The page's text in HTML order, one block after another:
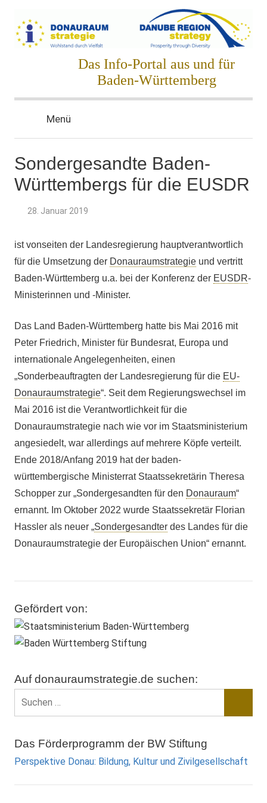
Inhalt
springen
Donauraumstrategie
Das Info-Portal aus und für
Baden-Württemberg
Menü
Sondergesandte Baden-
Württembergs für die EUSDR
28. Januar 2019
ist vonseiten der Landesregierung hauptverantwortlich
für die Umsetzung der Donauraumstrategie und vertritt
Baden-Württemberg u.a. bei der Konferenz der EUSDR-
Minis­terinnen und -Minister.
Das Land Baden-Württemberg hatte bis Mai 2016 mit
Peter Friedrich, Minister für Bundesrat, Europa und
internationale Angelegenheiten, einen
„Sonderbeauftragten der Landesregierung für die EU-
Donauraumstrategie“. Seit dem Regierungswechsel im
Mai 2016 ist die Verantwortlichkeit für die
Donauraumstrategie nach wie vor im Staatsministerium
angesiedelt, war allerdings auf mehrere Köpfe verteilt.
Ende 2018/Anfang 2019 hat der baden-
württembergische Ministerrat Staatssekretärin Theresa
Schopper zur „Sondergesandten für den Donauraum“
ernannt. Im Oktober 2022 wurde Staatssekretär Florian
Hassler als neuer „Sondergesandter des Landes für die
Donauraumstrategie der Europäischen Union“ ernannt.
Gefördert von:
Auf donauraumstrategie.de suchen:
Suchen
nach:
Das Förderprogramm der BW Stiftung
Perspektive Donau: Bildung, Kultur und Zivilgesellschaft